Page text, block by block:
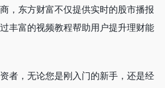
，东方财富不仅提供实时的股市播报
丰富的视频教程帮助用户提升理财能
者，无论您是刚入门的新手，还是经